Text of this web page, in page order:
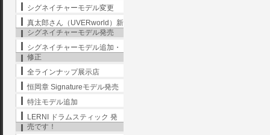
シグネイチャーモデル変更
真太郎さん（UVERworld）新
シグネイチャーモデル発売
シグネイチャーモデル追加・
修正
全ラインナップ展示店
恒岡章 Signatureモデル発売
特注モデル追加
LERNI ドラムスティック 発
売です！